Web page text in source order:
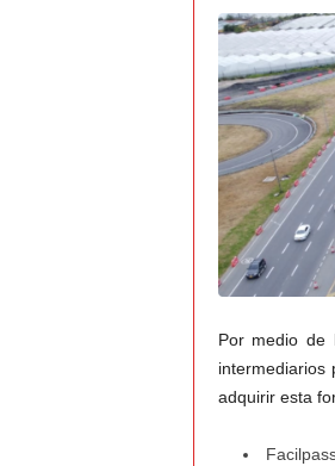
Por medio de
intermediarios
adquirir esta